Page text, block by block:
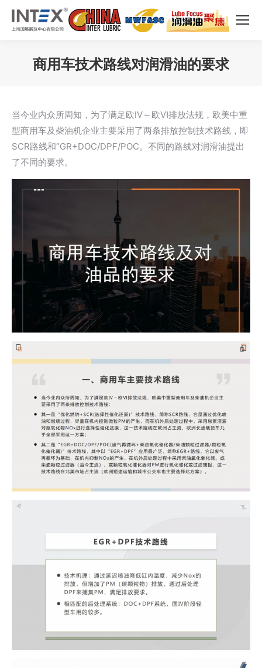
商用车技术路线对润滑油的要求
当今业内众所周知，为了满足欧Ⅳ～欧Ⅵ排放法规，欧美中重
型商用车及柴油机企业主要采用了两条排放控制技术路线，即
SCR路线和“GR+DOC/DPF/POC。不同的路线对润滑油提出
了不同的要求。